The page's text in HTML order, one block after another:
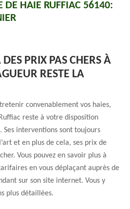
DE HAIE RUFFIAC 56140:
PRIX PAS CHERS À
RESTE LA
convenablement vos haies,
reste à votre disposition
Ses interventions sont toujours
et en plus de cela, ses prix de
Vous pouvez en savoir plus à
en vous déplaçant auprès de
sur son site internet. Vous y
plus détaillées.